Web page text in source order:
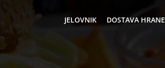
JELOVNIK DOSTAVA HRANE